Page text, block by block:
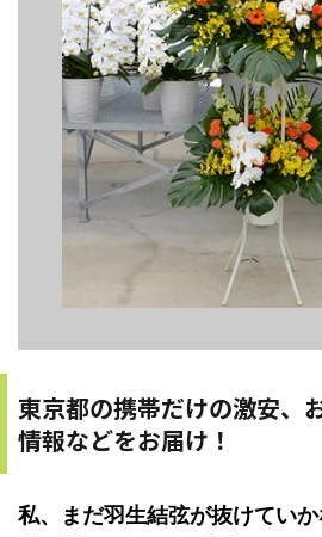
東京都の携帯だけの激安、
情報などをお届け！
私、まだ羽生結弦が抜けてい